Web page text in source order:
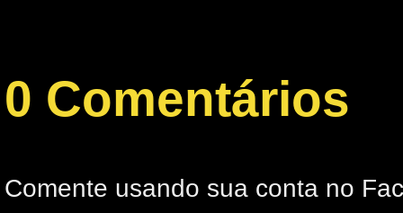
0 Comentários
Comente usando sua conta no